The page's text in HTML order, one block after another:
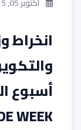
انخراط
أسبوع
WEEK